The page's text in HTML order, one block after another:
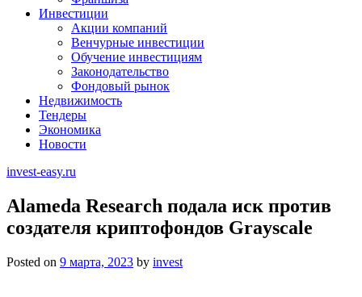
Инвестиции
Акции компаний
Венчурные инвестиции
Обучение инвестициям
Законодательство
Фондовый рынок
Недвижимость
Тендеры
Экономика
Новости
invest-easy.ru
Alameda Research подала иск против
создателя криптофондов Grayscale
Posted on 9 марта, 2023 by invest